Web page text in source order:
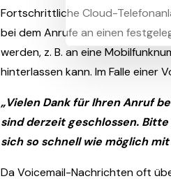
Fortschrittliche Cloud-
bei dem Anrufe an einen
werden, z. B. an eine
hinterlassen kann. Im Falle einer
„Vielen Dank für Ihren Anruf
sind derzeit geschlossen.
sich so schnell wie möglich
Da Voicemail-Nachrichten oft